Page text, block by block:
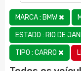
MARCA : BMW
ESTADO : RIO DE
TIPO : CARRO